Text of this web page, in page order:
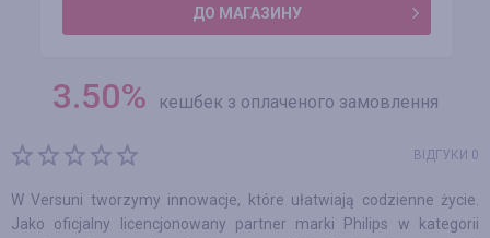
ДО МАГАЗИНУ
3.50% кешбек з оплаченого замовлення
ВІДГУКИ 0
W Versuni tworzymy innowacje, które ułatwiają codzienne życie.
Jako oficjalny licencjonowany partner marki Philips w kategorii